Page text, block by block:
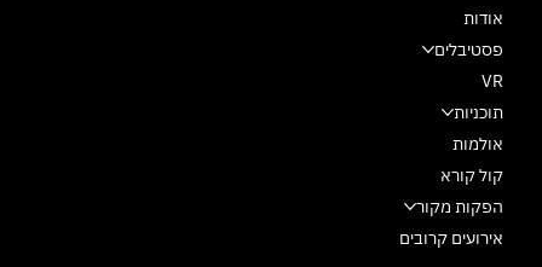
אודות
פסטיבלים
VR
תוכניות
אולמות
קול קורא
הפקות מקור
אירועים קרובים